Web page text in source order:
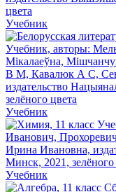
Учебник
Учебник
Учебник